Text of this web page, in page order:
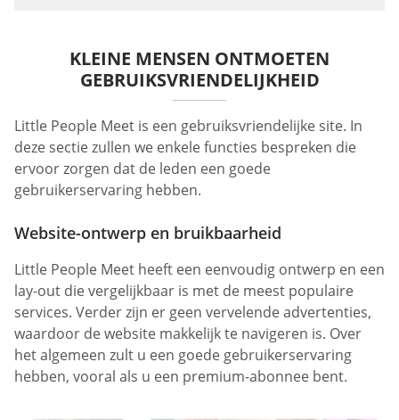
KLEINE MENSEN ONTMOETEN
GEBRUIKSVRIENDELIJKHEID
Little People Meet is een gebruiksvriendelijke site. In
deze sectie zullen we enkele functies bespreken die
ervoor zorgen dat de leden een goede
gebruikerservaring hebben.
Website-ontwerp en bruikbaarheid
Little People Meet heeft een eenvoudig ontwerp en een
lay-out die vergelijkbaar is met de meest populaire
services. Verder zijn er geen vervelende advertenties,
waardoor de website makkelijk te navigeren is. Over
het algemeen zult u een goede gebruikerservaring
hebben, vooral als u een premium-abonnee bent.